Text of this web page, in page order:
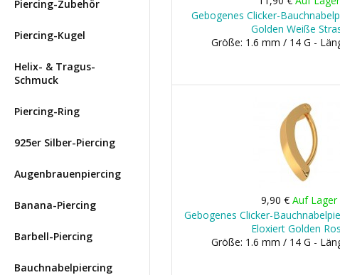
Piercing-Zubehör
Piercing-Kugel
Helix- & Tragus-
Schmuck
Piercing-Ring
925er Silber-Piercing
Augenbrauenpiercing
Banana-Piercing
Barbell-Piercing
Bauchnabelpiercing
Gebogenes Clicker-
Golden Weiße
Größe: 1.6 mm / 14 G -
9,90 € Auf Lager
Gebogenes Clicker-
Eloxiert Golden
Größe: 1.6 mm / 14 G -